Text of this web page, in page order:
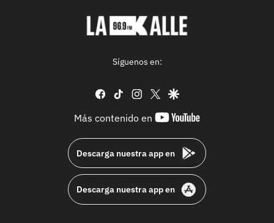
Síguenos en:
facebook
tiktok instagram
twittergoogle
Más contenido en
youtube-
Descarga nuestra app en
Descarga nuestra app en